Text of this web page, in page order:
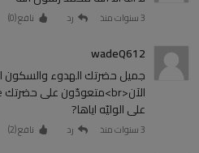
3 سنوات منذ رد نافع (0
)
wadeQ612
جميل حضرتك الهدوء والسكون
على الوليّه اياها?
3 سنوات منذ رد نافع (2
)